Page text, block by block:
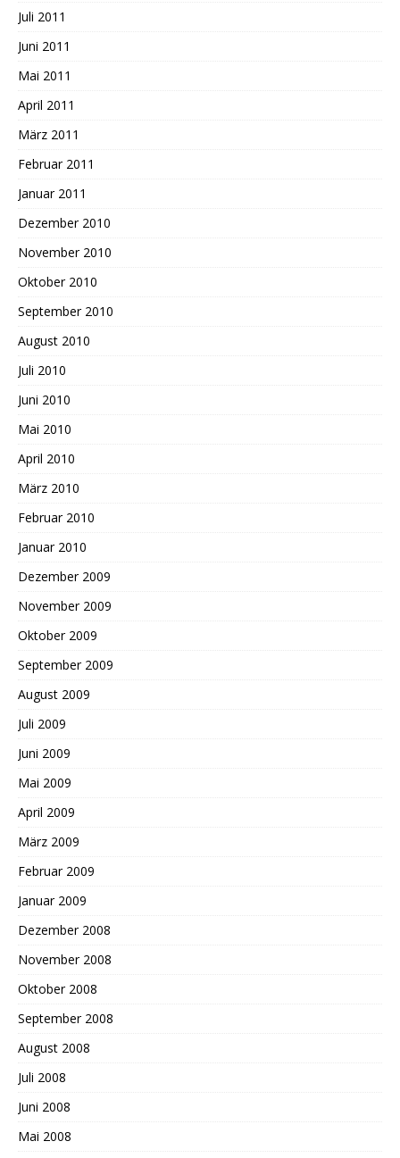
Juli 2011
Juni 2011
Mai 2011
April 2011
März 2011
Februar 2011
Januar 2011
Dezember 2010
November 2010
Oktober 2010
September 2010
August 2010
Juli 2010
Juni 2010
Mai 2010
April 2010
März 2010
Februar 2010
Januar 2010
Dezember 2009
November 2009
Oktober 2009
September 2009
August 2009
Juli 2009
Juni 2009
Mai 2009
April 2009
März 2009
Februar 2009
Januar 2009
Dezember 2008
November 2008
Oktober 2008
September 2008
August 2008
Juli 2008
Juni 2008
Mai 2008